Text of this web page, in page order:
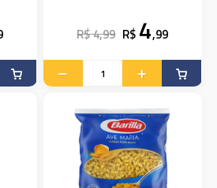
R$ 4,99 R$ 4,99